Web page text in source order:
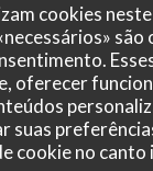
cookies
oferecer
cookie no
du
01 40 51 34